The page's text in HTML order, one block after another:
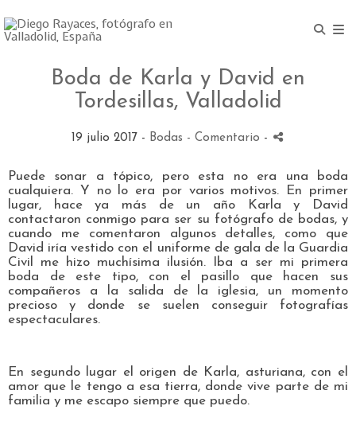
Boda de Karla y David en
Tordesillas, Valladolid
19 julio 2017 - Bodas - Comentario -
Puede sonar a tópico, pero esta no era una boda
cualquiera. Y no lo era por varios motivos. En primer
lugar, hace ya más de un año Karla y David
contactaron conmigo para ser su fotógrafo de bodas, y
cuando me comentaron algunos detalles, como que
David iría vestido con el uniforme de gala de la Guardia
Civil me hizo muchísima ilusión. Iba a ser mi primera
boda de este tipo, con el pasillo que hacen sus
compañeros a la salida de la iglesia, un momento
precioso y donde se suelen conseguir fotografías
espectaculares.
En segundo lugar el origen de Karla, asturiana, con el
amor que le tengo a esa tierra, donde vive parte de mi
familia y me escapo siempre que puedo.